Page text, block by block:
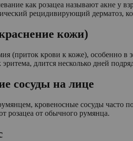
как розацеа называют акне у
рецидивирующий дерматоз,
кожи)
(приток крови к коже), особенно в
эритема, длится несколько дней
сосуды на лице
кровеносные сосуды часто
розацеа от обычного румянца.